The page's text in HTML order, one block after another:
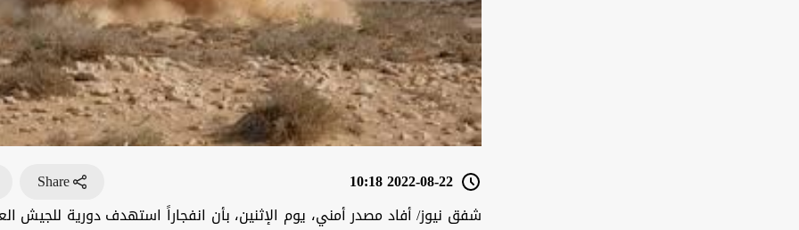
2022-08-22 10:18
Share
شفق نيوز/ أفاد مصدر أمني، يوم الإثنين، بأن انفجاراً استهدف دورية للجيش